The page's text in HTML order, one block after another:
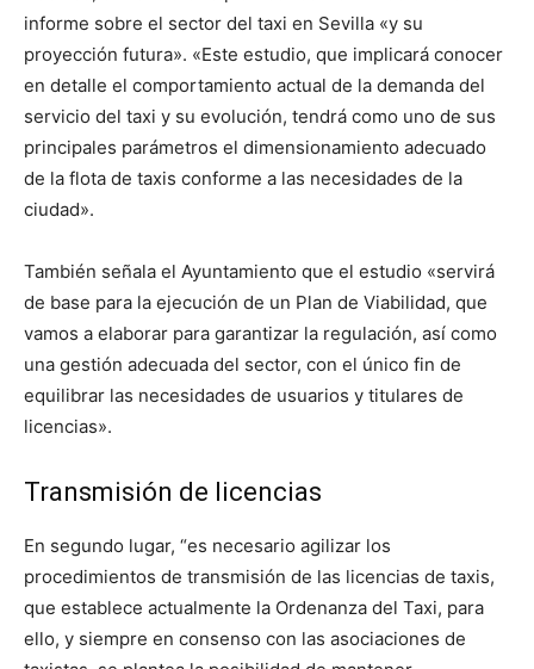
informe sobre el sector del taxi en Sevilla «y su
proyección futura». «Este estudio, que implicará conocer
en detalle el comportamiento actual de la demanda del
servicio del taxi y su evolución, tendrá como uno de sus
principales parámetros el dimensionamiento adecuado
de la flota de taxis conforme a las necesidades de la
ciudad».
También señala el Ayuntamiento que el estudio «servirá
de base para la ejecución de un Plan de Viabilidad, que
vamos a elaborar para garantizar la regulación, así como
una gestión adecuada del sector, con el único fin de
equilibrar las necesidades de usuarios y titulares de
licencias».
Transmisión de licencias
En segundo lugar, “es necesario agilizar los
procedimientos de transmisión de las licencias de taxis,
que establece actualmente la Ordenanza del Taxi, para
ello, y siempre en consenso con las asociaciones de